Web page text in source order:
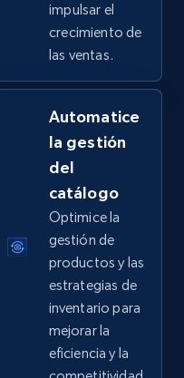
shops on eBay
Seller rating,
category, and
Comenzar ahora
Seller rating,
Root category, and
Comenzar ahora
impulsar el
crecimiento de
las ventas.
Automatice
la gestión
del
catálogo
Optimice la
gestión de
productos y las
estrategias de
inventario para
mejorar la
eficiencia y la